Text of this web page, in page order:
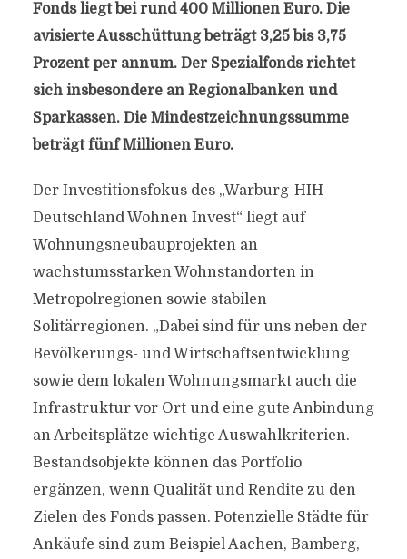
Fonds liegt bei rund 400 Millionen Euro. Die
avisierte Ausschüttung beträgt 3,25 bis 3,75
Prozent per annum. Der Spezialfonds richtet
sich insbesondere an Regionalbanken und
Sparkassen. Die Mindestzeichnungssumme
beträgt fünf Millionen Euro.
Der Investitionsfokus des „Warburg-HIH
Deutschland Wohnen Invest“ liegt auf
Wohnungsneubauprojekten an
wachstumsstarken Wohnstandorten in
Metropolregionen sowie stabilen
Solitärregionen. „Dabei sind für uns neben der
Bevölkerungs- und Wirtschaftsentwicklung
sowie dem lokalen Wohnungsmarkt auch die
Infrastruktur vor Ort und eine gute Anbindung
an Arbeitsplätze wichtige Auswahlkriterien.
Bestandsobjekte können das Portfolio
ergänzen, wenn Qualität und Rendite zu den
Zielen des Fonds passen. Potenzielle Städte für
Ankäufe sind zum Beispiel Aachen, Bamberg,